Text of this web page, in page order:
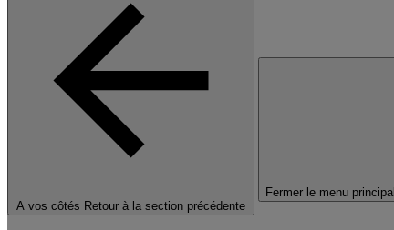
A vos côtés Retour à la section précédente
Fermer le menu principal